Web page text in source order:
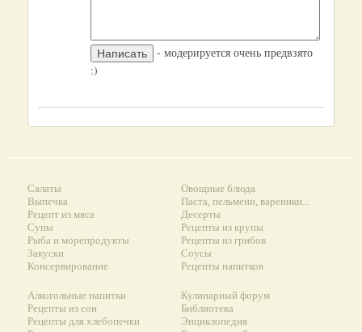
- модерируется очень предвзято
:)
Салаты
Выпечка
Рецепт из мяса
Супы
Рыба и морепродукты
Закуски
Консервирование
Овощные блюда
Паста, пельмени, вареники...
Десерты
Рецепты из крупы
Рецепты из грибов
Соусы
Рецепты напитков
Алкогольные напитки
Рецепты из сои
Рецепты для хлебопечки
Кулинарный форум
Библиотека
Энциклопедия